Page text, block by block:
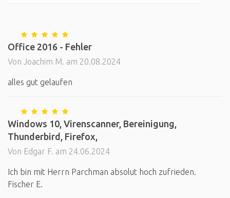
Office 2016 - Fehler
Von Joachim M. am 20.08.2024
alles gut gelaufen
Windows 10, Virenscanner, Bereinigung,
Thunderbird, Firefox,
Von Edgar F. am 24.06.2024
Ich bin mit Herrn Parchman absolut hoch zufrieden.
Fischer E.